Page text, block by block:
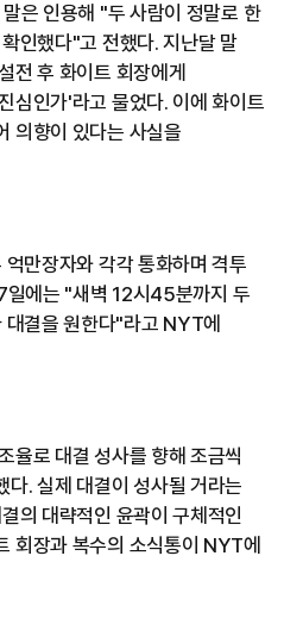
은 인용해 "두 사람이 정말로 한
인했다"고 전했다. 지난달 말
전 후 화이트 회장에게
심인가'라고 물었다. 이에 화이트
의향이 있다는 사실을
만장자와 각각 통화하며 격투
일에는 "새벽 12시45분까지 두
결을 원한다"라고 NYT에
율로 대결 성사를 향해 조금씩
다. 실제 대결이 성사될 거라는
의 대략적인 윤곽이 구체적인
회장과 복수의 소식통이 NYT에